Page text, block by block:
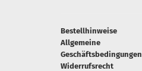
Bestellhinweise
Allgemeine
Geschäftsbedingungen
Widerrufsrecht